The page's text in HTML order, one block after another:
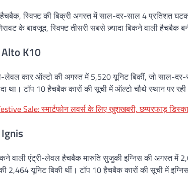
स्विफ्ट की बिक्री अगस्त में साल-दर-साल 4 प्रतिशत
के बावजूद, स्विफ्ट तीसरी सबसे ज़्यादा बिकने वाली हैचबैक
K10
लेवल कार ऑल्टो की अगस्त में 5,520 यूनिट बिकीं, जो साल-
था। टॉप 10 हैचबैक कारों की सूची में ऑल्टो चौथे स्थान पर
Sale: स्मार्टफोन लवर्स के लिए खुशखबरी, छप्परफाड़
वाली एंट्री-लेवल हैचबैक मारुति सुजुकी इग्निस की अगस्त में
2,464 यूनिट बिकी थीं। टॉप 10 हैचबैक कारों की सूची में